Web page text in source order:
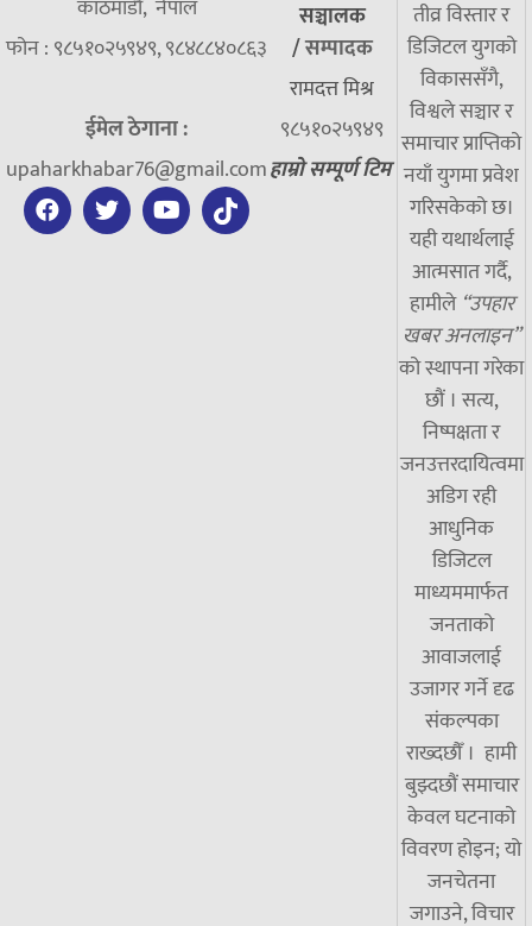
काठमाडौँ, नेपाल
फोन : ९८५१०२५९४९, ९८४८८४०८६३
ईमेल ठेगाना :
upaharkhabar76@gmail.com
सञ्चालक
/सम्पादक
रामदत्त मिश्र
९८५१०२५९४९
हाम्रो सम्पूर्ण टिम
तीव्र विस्तार र
डिजिटल युगको
विकाससँगै,
विश्वले सञ्चार र
समाचार प्राप्तिको
नयाँ युगमा प्रवेश
गरिसकेको छ।
यही यथार्थलाई
आत्मसात गर्दै,
हामीले “उपहार
खबर अनलाइन”
को स्थापना गरेका
छौं । सत्य,
निष्पक्षता र
जनउत्तरदायित्वमा
अडिग रही
आधुनिक
डिजिटल
माध्यममार्फत
जनताको
आवाजलाई
उजागर गर्ने दृढ
संकल्पका
राख्दछौँ । हामी
बुझ्दछौं समाचार
केवल घटनाको
विवरण होइन; यो
जनचेतना
जगाउने, विचार